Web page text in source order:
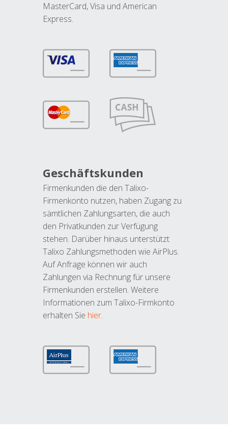
MasterCard, Visa und American
Express.
Geschäftskunden
Firmenkunden die den Talixo-
Firmenkonto nutzen, haben Zugang zu
sämtlichen Zahlungsarten, die auch
den Privatkunden zur Verfügung
stehen. Darüber hinaus unterstützt
Talixo Zahlungsmethoden wie AirPlus.
Auf Anfrage können wir auch
Zahlungen via Rechnung für unsere
Firmenkunden erstellen. Weitere
Informationen zum Talixo-Firmkonto
erhalten Sie hier.